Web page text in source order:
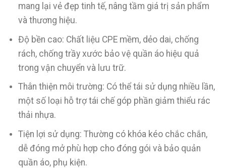
mang lại vẻ đẹp tinh tế, nâng tầm giá trị sản phẩm
và thương hiệu.
Độ bền cao: Chất liệu CPE mềm, dẻo dai, chống
rách, chống trầy xước bảo vệ quần áo hiệu quả
trong vận chuyển và lưu trữ.
Thân thiện môi trường: Có thể tái sử dụng nhiều lần,
một số loại hỗ trợ tái chế góp phần giảm thiểu rác
thải nhựa.
Tiện lợi sử dụng: Thường có khóa kéo chắc chắn,
dễ đóng mở phù hợp cho đóng gói và bảo quản
quần áo, phụ kiện.